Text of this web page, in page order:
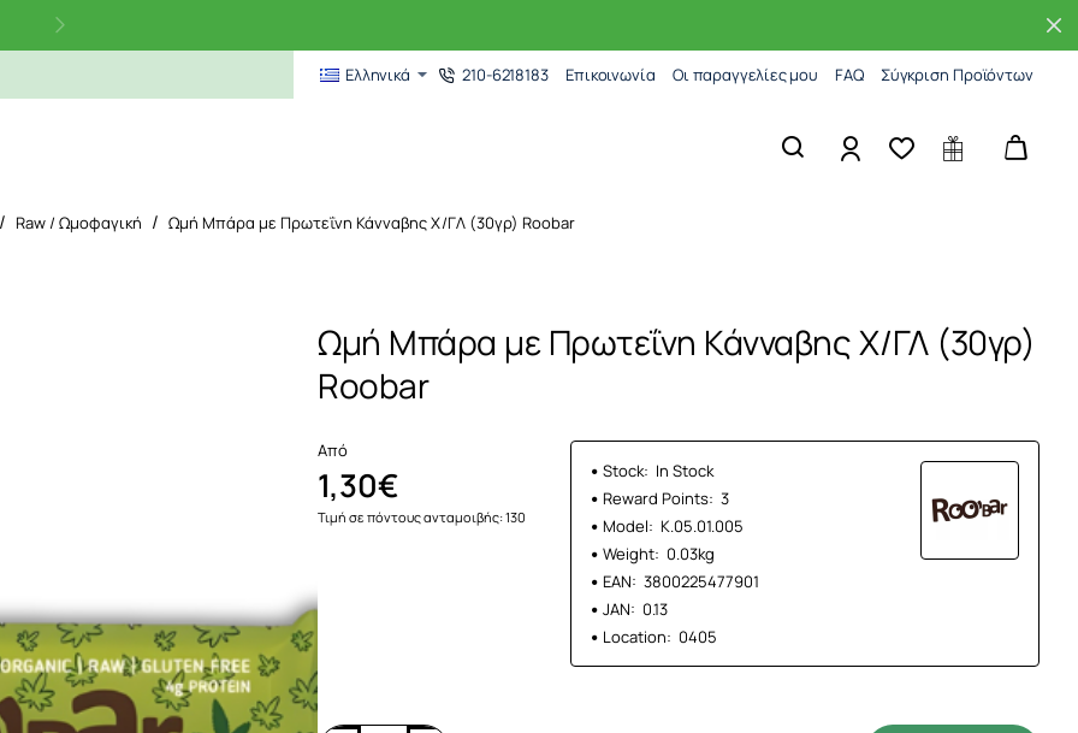
Ελληνικά 210-6218183 Επικοινωνία Οι παραγγελίες μου FAQ Σύγκριση Προϊόντων
Raw / Ωμοφαγική Ωμή Μπάρα με Πρωτεΐνη Κάνναβης Χ/ΓΛ (30γρ) Roobar
Ωμή Μπάρα με Πρωτεΐνη Κάνναβης Χ/ΓΛ (30γρ)
Roobar
Από
1,30€
Τιμή σε πόντους ανταμοιβής: 130
Stock: In Stock
Reward Points: 3
Model: Κ.05.01.005
Weight: 0.03kg
EAN: 3800225477901
JAN: 0.13
Location: 0405